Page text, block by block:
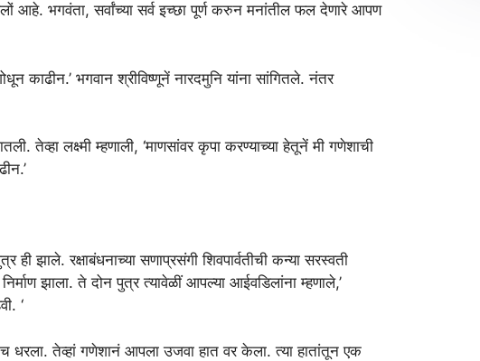
आहे. भगवंता, सर्वांच्या सर्व इच्छा पूर्ण करुन मनांतील फल देणारे आपण
काढीन.’ भगवान श्रीविष्णूनें नारदमुनि यांना सांगितले. नंतर
तेव्हा लक्ष्मी म्हणाली, ‘माणसांवर कृपा करण्याच्या हेतूनें मी गणेशाची
झाले. रक्षाबंधनाच्या सणाप्रसंगी शिवपार्वतीची कन्या सरस्वती
झाला. ते दोन पुत्र त्यावेळीं आपल्या आईवडिलांना म्हणाले,’
‘
धरला. तेव्हां गणेशानं आपला उजवा हात वर केला. त्या हातांतून एक